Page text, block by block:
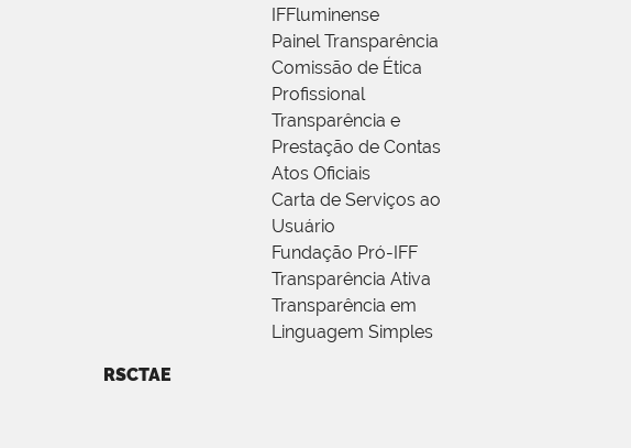
IFFluminense
Painel Transparência
Comissão de Ética
Profissional
Transparência e
Prestação de Contas
Atos Oficiais
Carta de Serviços ao
Usuário
Fundação Pró-IFF
Transparência Ativa
Transparência em
Linguagem Simples
RSCTAE